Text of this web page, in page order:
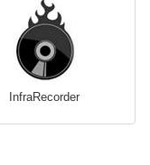
InfraRecorder